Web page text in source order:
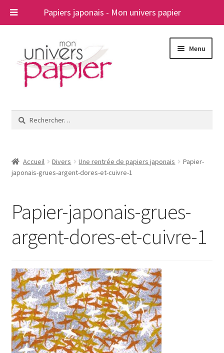
Papiers japonais - Mon univers papier
navigation
contenu
Menu
le
A propos
Rechercher :
Accueil Divers Une rentrée de papiers japonais
Papier-
japonais-grues-argent-dores-et-cuivre-1
Papier-japonais-grues-
argent-dores-et-cuivre-1